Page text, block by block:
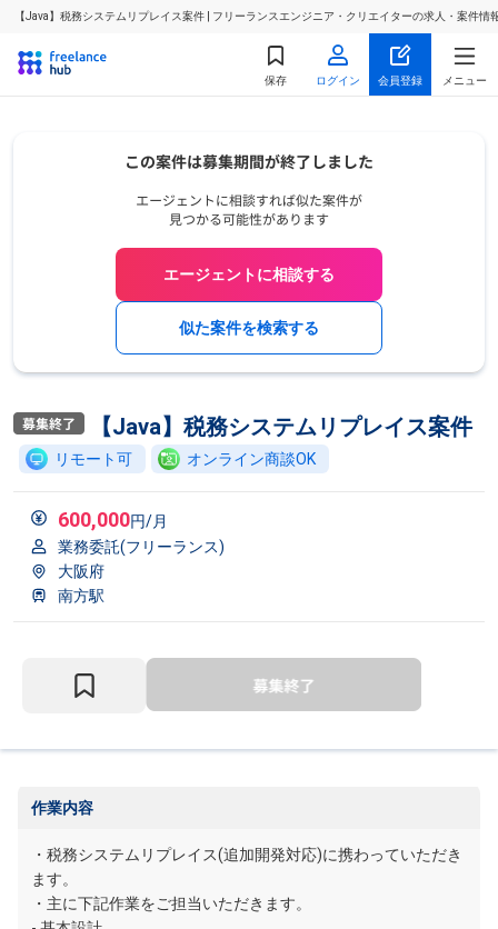
【Java】税務システムリプレイス案件 | フリーランスエンジニア・クリエイターの求人・案件情
保存 ログイン 会員登録 メニュー
エージェントに相談する
似た案件を検索する
【Java】税務システムリプレイス案件
リモート可 オンライン商談OK
600,000円/月
業務委託(フリーランス)
大阪府
南方駅
作業内容
・税務システムリプレイス(追加開発対応)に携わっていただき
ます。
・主に下記作業をご担当いただきます。